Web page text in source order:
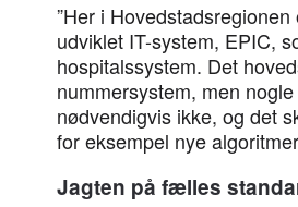
”Her i
udviklet IT-system, EPIC,
hospitalssystem. Det
nummersystem, men
nødvendigvis ikke, og det
for eksempel nye
Jagten på fælles